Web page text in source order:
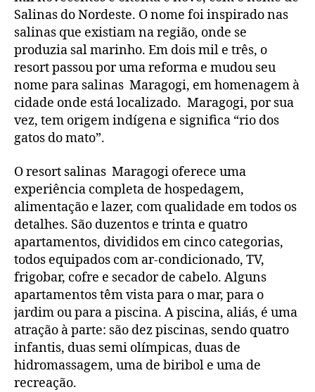
Salinas do Nordeste. O nome foi inspirado nas
salinas que existiam na região, onde se
produzia sal marinho. Em dois mil e três, o
resort passou por uma reforma e mudou seu
nome para salinas Maragogi, em homenagem à
cidade onde está localizado. Maragogi, por sua
vez, tem origem indígena e significa “rio dos
gatos do mato”.
O resort salinas Maragogi oferece uma
experiência completa de hospedagem,
alimentação e lazer, com qualidade em todos os
detalhes. São duzentos e trinta e quatro
apartamentos, divididos em cinco categorias,
todos equipados com ar-condicionado, TV,
frigobar, cofre e secador de cabelo. Alguns
apartamentos têm vista para o mar, para o
jardim ou para a piscina. A piscina, aliás, é uma
atração à parte: são dez piscinas, sendo quatro
infantis, duas semi olímpicas, duas de
hidromassagem, uma de biribol e uma de
recreação.